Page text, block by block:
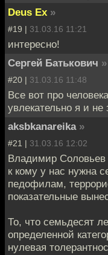
Deus Ex »
#19 | 31.03.16 11:21
интересно!
Сергей Батькович »
#20 | 31.03.16 11:48
Все вот про
увлекательно я и не
aksbkanareika »
#21 | 31.03.16 12:02
Владимир Соловьев
к кому у нас нужна
педофилам,
показательные
То, что семьдесят
определенной
нулевая